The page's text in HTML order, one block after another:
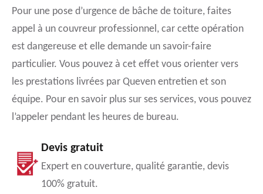
Pour une pose d’urgence de bâche de toiture, faites
appel à un couvreur professionnel, car cette opération
est dangereuse et elle demande un savoir-faire
particulier. Vous pouvez à cet effet vous orienter vers
les prestations livrées par Queven entretien et son
équipe. Pour en savoir plus sur ses services, vous pouvez
l’appeler pendant les heures de bureau.
Devis gratuit
Expert en couverture, qualité garantie, devis
100% gratuit.